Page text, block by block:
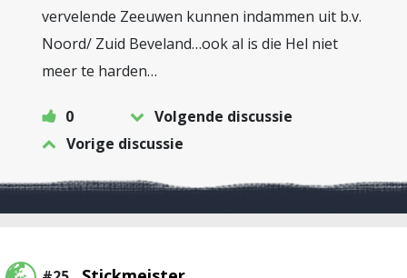
vervelende Zeeuwen kunnen indammen uit b.v.
Noord/ Zuid Beveland…ook al is die Hel niet
meer te harden…
0
Volgende discussie
Vorige discussie